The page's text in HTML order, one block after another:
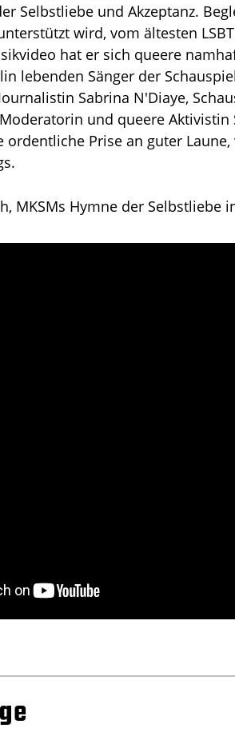
Selbstliebe und Akzeptanz.
wird, vom ältesten
hat er sich queere
lebenden Sänger der
Sabrina N'Diaye,
und queere Aktivistin
ordentliche Prise an guter
MKSMs Hymne der Selbstliebe